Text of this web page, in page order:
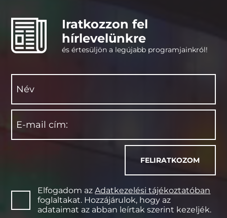
Iratkozzon fel
hírlevelünkre
és értesüljön a legújabb programjainkról!
Elfogadom azAdatkezelési tájékoztatóban
foglaltakat. Hozzájárulok, hogy az
adataimat az abban leírtak szerint kezeljék.